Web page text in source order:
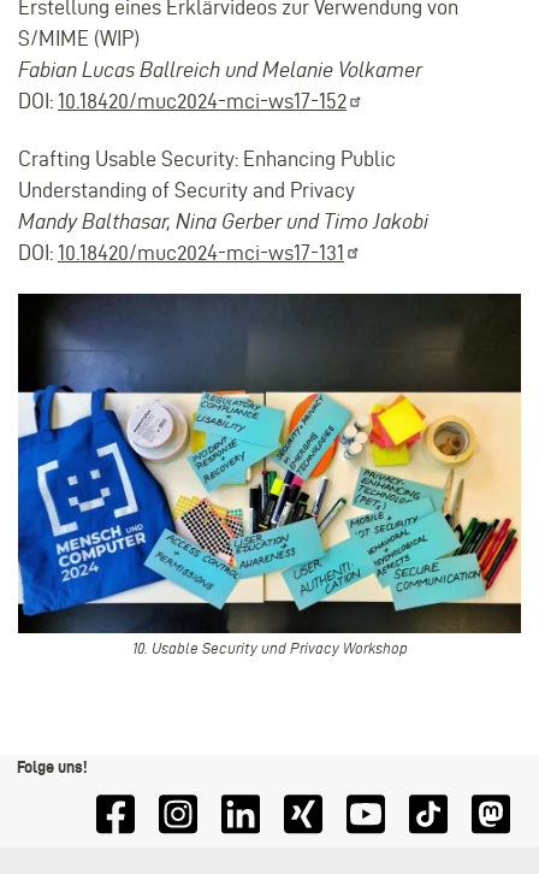
Erstellung eines Erklärvideos zur Verwendung von
S/MIME (WIP)
Fabian Lucas Ballreich und Melanie Volkamer
DOI: 10.18420/muc2024-mci-ws17-152
Crafting Usable Security: Enhancing Public
Understanding of Security and Privacy
Mandy Balthasar, Nina Gerber und Timo Jakobi
DOI: 10.18420/muc2024-mci-ws17-131
10. Usable Security und Privacy Workshop
Folge uns!